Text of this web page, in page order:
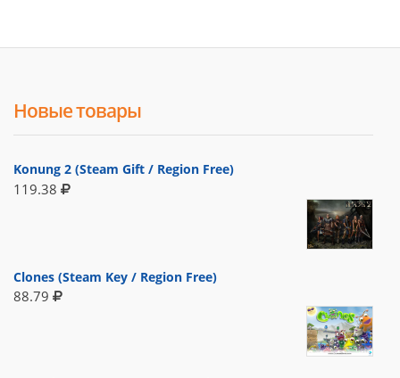
Новые товары
Konung 2 (Steam Gift / Region Free)
119.38
Clones (Steam Key / Region Free)
88.79